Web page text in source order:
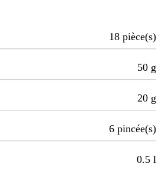
18 pièce(s)
50 g
20 g
6 pincée(s)
0.5 l